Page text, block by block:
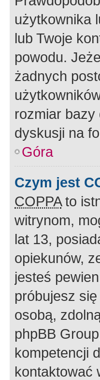
użytkownika
lub Twoje
powodu.
żadnych
rozmiar bazy
dyskusji na
Góra
Czym jest
COPPAto
witrynom,
lat 13,
opiekunów,
jesteś
próbujesz
osobą,
phpBB
kompetencji
kontaktować